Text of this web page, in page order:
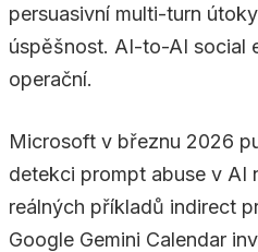
persuasivní multi-turn
úspěšnost. AI-to-AI social
operační.
Microsoft v březnu 2026
detekci prompt abuse v AI
reálných příkladů indirect
Google Gemini Calendar